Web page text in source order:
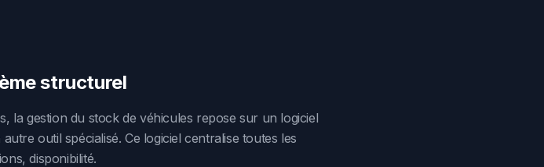
structurel
la gestion du stock de véhicules repose sur un logiciel
outil spécialisé. Ce logiciel centralise toutes les
disponibilité.